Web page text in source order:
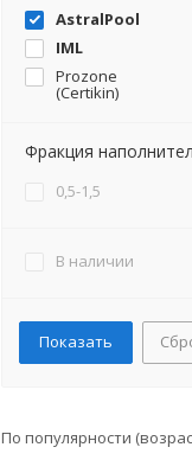
AstralPool
IML
Prozone
(Certikin)
Фракция
0,5-1,5
В наличии
По популярности